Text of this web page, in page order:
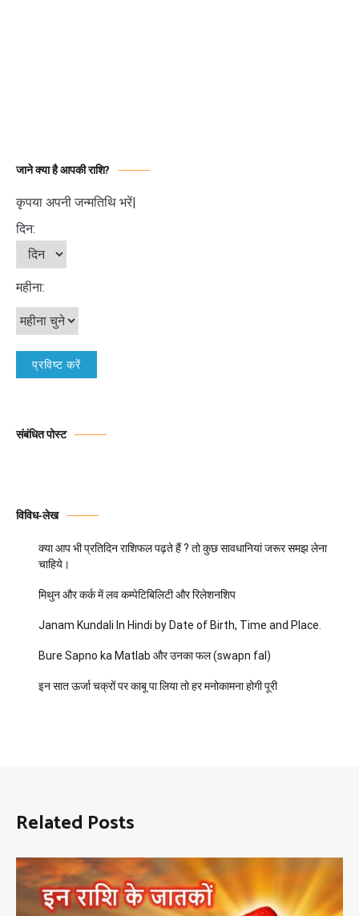
जाने क्या है आपकी राशि?
कृपया अपनी जन्मतिथि भरें|
दिन:
महीना:
संबंधित पोस्ट
विविध-लेख
क्या आप भी प्रतिदिन राशिफल पढ़ते हैं ? तो कुछ सावधानियां जरूर समझ लेना
चाहिये।
मिथुन और कर्क में लव कम्पेटिबिलिटी और रिलेशनशिप
Janam Kundali In Hindi by Date of Birth, Time and Place.
Bure Sapno ka Matlab और उनका फल (swapn fal)
इन सात ऊर्जा चक्रों पर काबू पा लिया तो हर मनोकामना होगी पूरी
Related Posts